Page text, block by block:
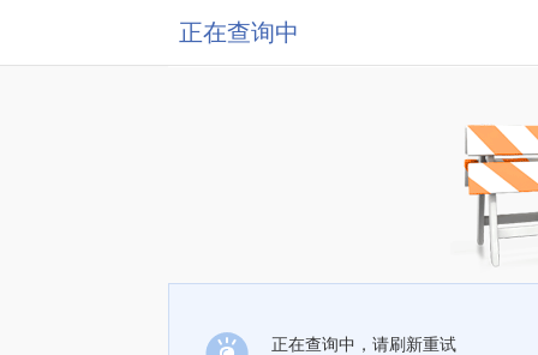
正在查询中
正在查询中，请刷新重试